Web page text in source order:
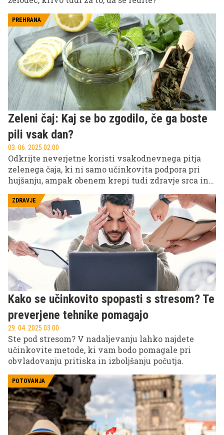
PREHRANA
Zeleni čaj: Kaj se bo zgodilo, če ga boste
pili vsak dan?
03. 06. 2025 02.00
Odkrijte neverjetne koristi vsakodnevnega pitja
zelenega čaja, ki ni samo učinkovita podpora pri
hujšanju, ampak obenem krepi tudi zdravje srca in
ZDRAVJE
Kako se učinkovito spopasti s stresom? Te
preverjene tehnike pomagajo
29. 04. 2025 03.00
Ste pod stresom? V nadaljevanju lahko najdete
učinkovite metode, ki vam bodo pomagale pri
obvladovanju pritiska in izboljšanju počutja.
POTOVANJA